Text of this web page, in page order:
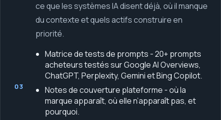
03
ce que les systèmes IA disent déjà, où il manque
du contexte et quels actifs construire en
priorité.
Matrice de tests de prompts - 20+ prompts
acheteurs testés sur Google AI Overviews,
ChatGPT, Perplexity, Gemini et Bing Copilot.
Notes de couverture plateforme - où la
marque apparaît, où elle n’apparaît pas, et
pourquoi.